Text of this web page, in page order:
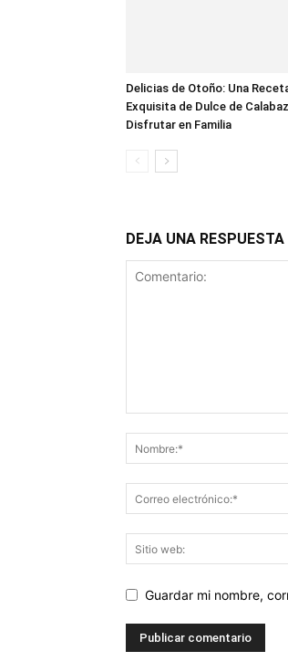
Delicias de Otoño: Una
Exquisita de Dulce de
Disfrutar en Familia
DEJA UNA RESPUESTA
Guardar mi nombre,